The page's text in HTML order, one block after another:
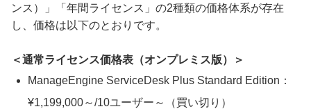
ンス）」「年間ライセンス」の2種類の価格体系が存在
し、価格は以下のとおりです。
＜通常ライセンス価格表（オンプレミス版）＞
ManageEngine ServiceDesk Plus Standard Edition：
¥1,199,000～/10ユーザー～（買い切り）